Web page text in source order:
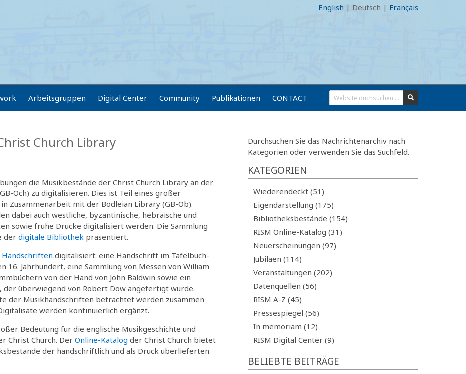
English | Deutsch | Français
Arbeitsgruppen Digital Center Community Publikationen CONTACT
Church Library
die Musikbestände der Christ Church Library an der
Och) zu digitalisieren. Dies ist Teil eines größer
Zusammenarbeit mit der Bodleian Library (GB-Ob).
dabei auch westliche, byzantinische, hebräische und
sowie frühe Drucke digitalisiert werden. Die Sammlung
derdigitale Bibliothek präsentiert.
Handschriften digitalisiert: eine Handschrift im Tafelbuch-
16. Jahrhundert, eine Sammlung von Messen von William
von der Hand von John Baldwin sowie ein
der überwiegend von Robert Dow angefertigt wurde.
der Musikhandschriften betrachtet werden zusammen
werden kontinuierlich ergänzt.
Bedeutung für die englische Musikgeschichte und
Christ Church. Der Online-Katalog der Christ Church bietet
der handschriftlich und als Druck überlieferten
Durchsuchen Sie das Nachrichtenarchiv nach
Kategorien oder verwenden Sie das Suchfeld.
KATEGORIEN
Wiederendeckt (51)
Eigendarstellung (175)
Bibliotheksbestände (154)
RISM Online-Katalog (31)
Neuerscheinungen (97)
Jubiläen (114)
Veranstaltungen (202)
Datenquellen (56)
RISM A-Z (45)
Pressespiegel (56)
In memoriam (12)
RISM Digital Center (9)
BELIEBTE BEITRÄGE